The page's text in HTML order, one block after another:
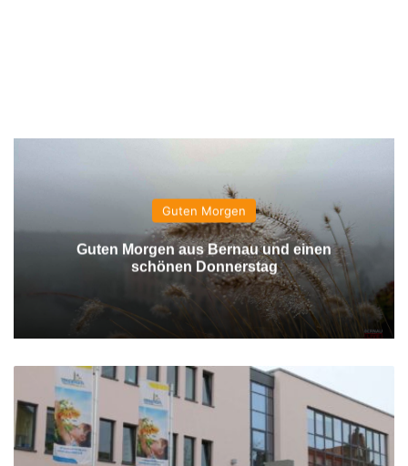
Guten Morgen
Guten Morgen aus Bernau und einen
schönen Donnerstag